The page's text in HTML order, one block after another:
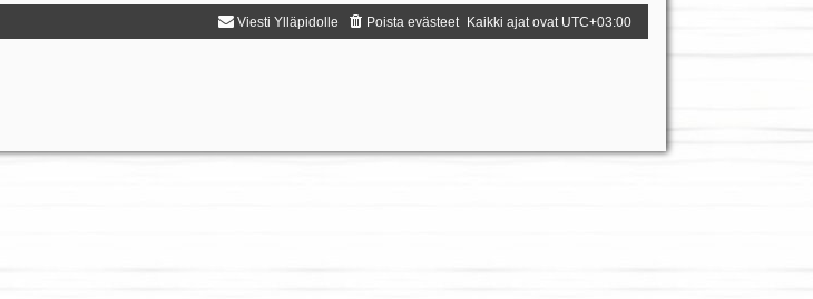
Kaikki ajat ovat UTC+03:00
Poista evästeet
Viesti Ylläpidolle